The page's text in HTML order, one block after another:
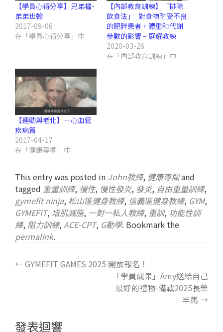
【學員心得分享】兄弟檔-
弟弟世翰
2017-09-06
在「學員心得分享」中
【內部教育訓練】「排除
飲食法」 對食物耐受不良
的肥胖患者，體重和代謝
參數的影響 – 庭耀教練
2020-03-26
在「內部教育訓練」中
【運動與老化】—心血管
疾病篇
2017-04-17
在「健康專欄」中
This entry was posted in John教練, 健康專欄and
tagged 重量訓練, 慢性, 慢性發炎, 發炎, 自由重量訓練,
gymefit ninja, 松山區健身教練, 信義區健身教練, GYM,
GYMEFIT, 增肌減脂, 一對一私人教練, 重訓, 功能性訓
練, 阻力訓練, ACE-CPT, G動學. Bookmark the
permalink.
←GYMEFIT GAMES 2025 開放報名！
「學員成果」Amy送給自己
最好的禮物-備戰2025長榮
半馬 →
發表迴響